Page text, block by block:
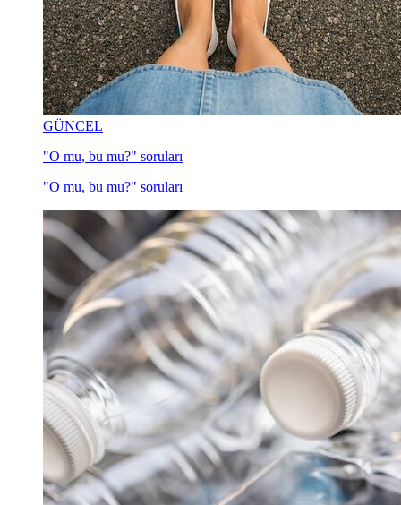
GÜNCEL
"O mu, bu mu?" soruları
"O mu, bu mu?" soruları